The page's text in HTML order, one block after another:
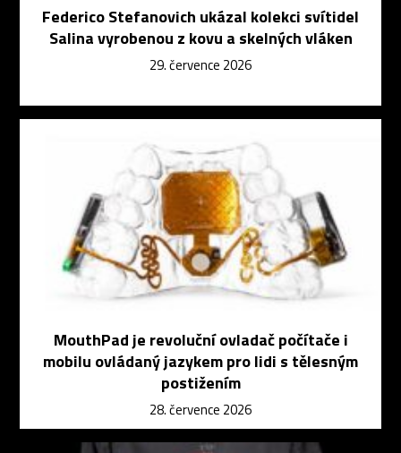
Federico Stefanovich ukázal kolekci svítidel
Salina vyrobenou z kovu a skelných vláken
29. července 2026
MouthPad je revoluční ovladač počítače i
mobilu ovládaný jazykem pro lidi s tělesným
postižením
28. července 2026